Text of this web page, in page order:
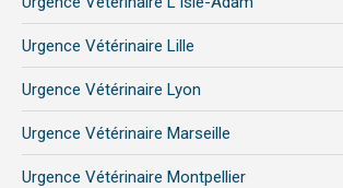
Urgence Vétérinaire Lille
Urgence Vétérinaire Lyon
Urgence Vétérinaire Marseille
Urgence Vétérinaire Montpellier